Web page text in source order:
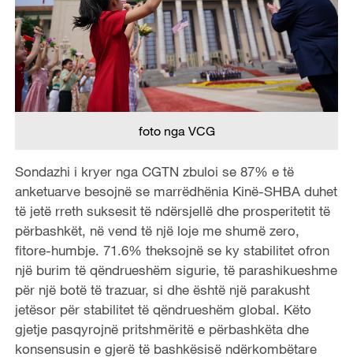
foto nga VCG
Sondazhi i kryer nga CGTN zbuloi se 87% e të
anketuarve besojnë se marrëdhënia Kinë-SHBA duhet
të jetë rreth suksesit të ndërsjellë dhe prosperitetit të
përbashkët, në vend të një loje me shumë zero,
fitore-humbje. 71.6% theksojnë se ky stabilitet ofron
një burim të qëndrueshëm sigurie, të parashikueshme
për një botë të trazuar, si dhe është një parakusht
jetësor për stabilitet të qëndrueshëm global. Këto
gjetje pasqyrojnë pritshmëritë e përbashkëta dhe
konsensusin e gjerë të bashkësisë ndërkombëtare